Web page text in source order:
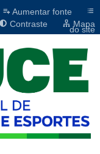
Aumentar fonte
Contraste Mapa
do site